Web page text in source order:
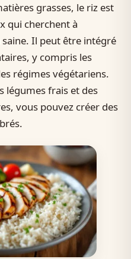
grasses, le riz est
qui cherchent à
Il peut être intégré
y compris les
régimes végétariens.
légumes frais et des
vous pouvez créer des